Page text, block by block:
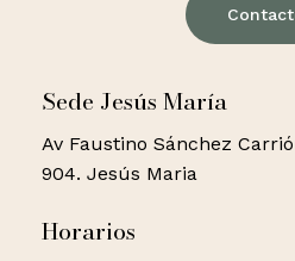
Sede Jesús María
Av Faustino Sánchez
904. Jesús Maria
Horarios